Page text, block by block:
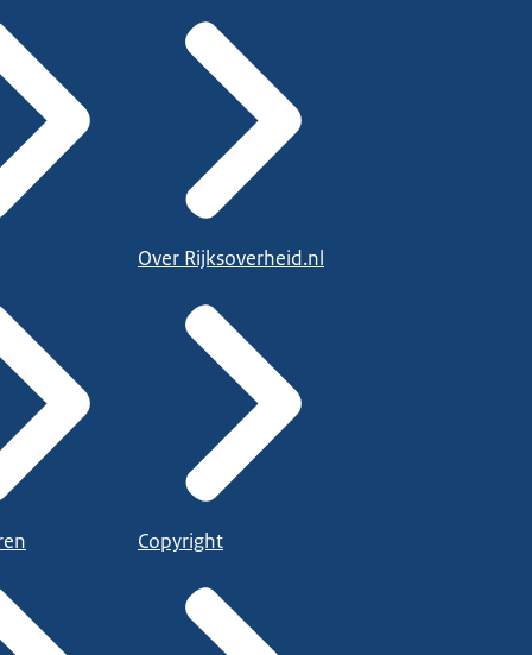
Over Rijksoverheid.nl
Copyright